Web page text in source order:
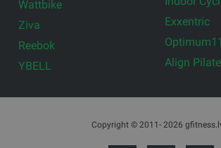
Wattbike
Ziva
Reebok
YBELL
Exxentric
Optimum11
Align
Copyright © 2011- 2026